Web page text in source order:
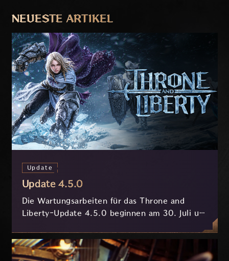
NEUESTE ARTIKEL
Update
Update 4.5.0
Die Wartungsarbeiten für das Throne and
Liberty-Update 4.5.0 beginnen am 30. Juli um
Stunden.